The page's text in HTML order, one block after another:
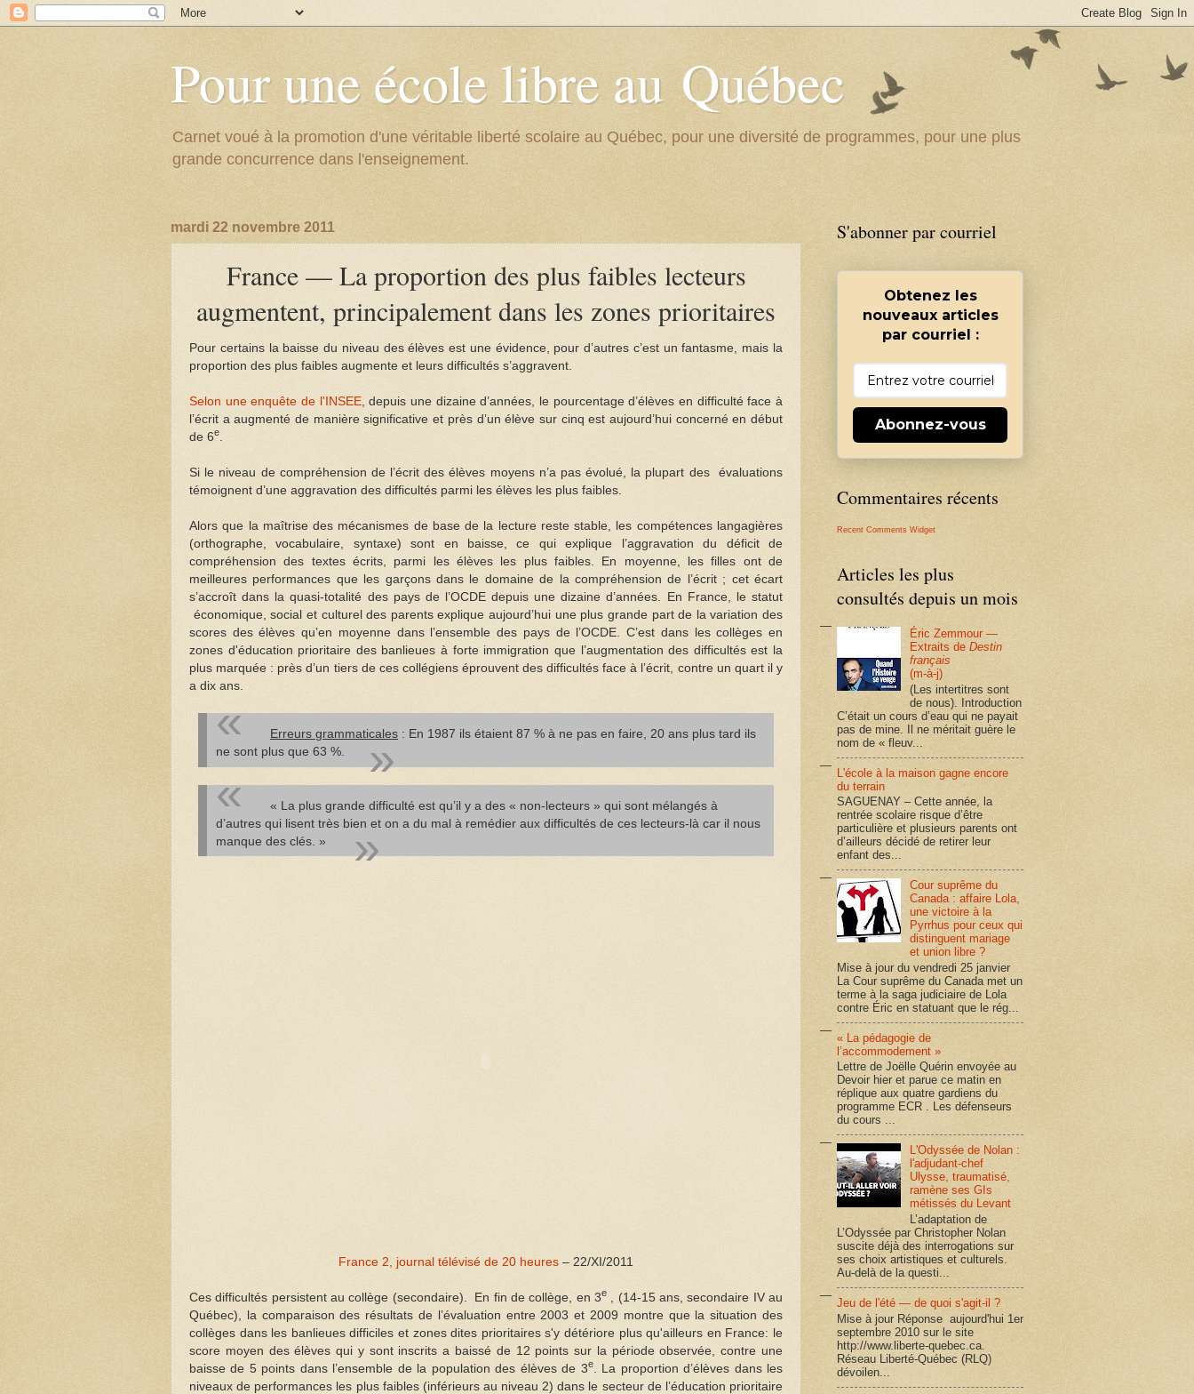
Pour une école libre au Québec
Carnet voué à la promotion d'une véritable liberté scolaire au Québec, pour une diversité de programmes, pour une plus
grande concurrence dans l'enseignement.
mardi 22 novembre 2011
France — La proportion des plus faibles lecteurs
augmentent, principalement dans les zones prioritaires
Pour certains la baisse du niveau des élèves est une évidence, pour d’autres c’est un fantasme, mais la
proportion des plus faibles augmente et leurs difficultés s’aggravent.
Selon une enquête de l'INSEE, depuis une dizaine d’années, le pourcentage d’élèves en difficulté face à
l’écrit a augmenté de manière significative et près d’un élève sur cinq est aujourd’hui concerné en début
de 6e
Si le niveau de compréhension de l’écrit des élèves moyens n’a pas évolué, la plupart des évaluations
témoignent d’une aggravation des difficultés parmi les élèves les plus faibles.
Alors que la maîtrise des mécanismes de base de la lecture reste stable, les compétences langagières
(orthographe, vocabulaire, syntaxe) sont en baisse, ce qui explique l’aggravation du déficit de
compréhension des textes écrits, parmi les élèves les plus faibles. En moyenne, les filles ont de
meilleures performances que les garçons dans le domaine de la compréhension de l’écrit ; cet écart
s’accroît dans la quasi-totalité des pays de l’OCDE depuis une dizaine d’années. En France, le statut
économique, social et culturel des parents explique aujourd’hui une plus grande part de la variation des
scores des élèves qu’en moyenne dans l’ensemble des pays de l’OCDE. C’est dans les collèges en
zones d'éducation prioritaire des banlieues à forte immigration que l’augmentation des difficultés est la
plus marquée : près d’un tiers de ces collégiens éprouvent des difficultés face à l’écrit, contre un quart il y
a dix ans.
Erreurs grammaticales : En 1987 ils étaient 87 % à ne pas en faire, 20 ans plus tard ils
ne sont plus que 63 %.
« La plus grande difficulté est qu’il y a des « non-lecteurs » qui sont mélangés à
d’autres qui lisent très bien et on a du mal à remédier aux difficultés de ces lecteurs-là car il nous
manque des clés. »
France 2, journal télévisé de 20 heures – 22/XI/2011
Ces difficultés persistent au collège (secondaire). En fin de collège, en 3e
, (14-15 ans, secondaire IV au
Québec), la comparaison des résultats de l’évaluation entre 2003 et 2009 montre que la situation des
collèges dans les banlieues difficiles et zones dites prioritaires s'y détériore plus qu'ailleurs en France: le
score moyen des élèves qui y sont inscrits a baissé de 12 points sur la période observée, contre une
baisse de 5 points dans l’ensemble de la population des élèves de 3e. La proportion d’élèves dans les
niveaux de performances les plus faibles (inférieurs au niveau 2) dans le secteur de l’éducation prioritaire
S'abonner par courriel
Obtenez les
nouveaux articles
par courriel :
Abonnez-vous
Commentaires récents
Recent Comments Widget
Articles les plus
consultés depuis un mois
Éric Zemmour —
Extraits deDestin
français
(m-à-j)
(Les intertitres sont
de nous). Introduction
C’était un cours d’eau qui ne payait
pas de mine. Il ne méritait guère le
nom de « fleuv...
L'école à la maison gagne encore
du terrain
SAGUENAY – Cette année, la
rentrée scolaire risque d’être
particulière et plusieurs parents ont
d’ailleurs décidé de retirer leur
enfant des...
Cour suprême du
Canada : affaire Lola,
une victoire à la
Pyrrhus pour ceux qui
distinguent mariage
et union libre ?
Mise à jour du vendredi 25 janvier
La Cour suprême du Canada met un
terme à la saga judiciaire de Lola
contre Éric en statuant que le rég...
« La pédagogie de
l’accommodement »
Lettre de Joëlle Quérin envoyée au
Devoir hier et parue ce matin en
réplique aux quatre gardiens du
programme ECR . Les défenseurs
du cours ...
L'Odyssée de Nolan :
l'adjudant-chef
Ulysse, traumatisé,
ramène ses GIs
métissés du Levant
L’adaptation de
L’Odyssée par Christopher Nolan
suscite déjà des interrogations sur
ses choix artistiques et culturels.
Au-delà de la questi...
Jeu de l'été — de quoi s'agit-il ?
Mise à jour Réponse aujourd'hui 1er
septembre 2010 sur le site
http://www.liberte-quebec.ca.
Réseau Liberté-Québec (RLQ)
dévoilen...